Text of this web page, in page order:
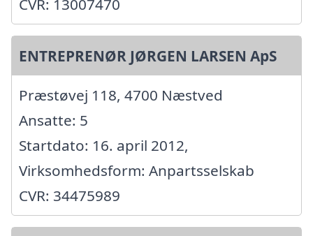
CVR: 13007470
ENTREPRENØR JØRGEN LARSEN ApS
Præstøvej 118, 4700 Næstved
Ansatte: 5
Startdato: 16. april 2012,
Virksomhedsform: Anpartsselskab
CVR: 34475989